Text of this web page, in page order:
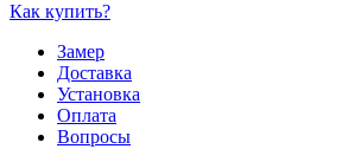
Как купить?
Замер
Доставка
Установка
Оплата
Вопросы